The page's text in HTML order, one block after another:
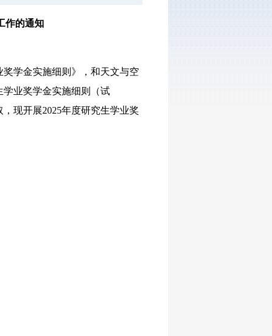
作的通知
学金实施细则》，和天文与空
业奖学金实施细则（试
现开展2025年度研究生学业奖